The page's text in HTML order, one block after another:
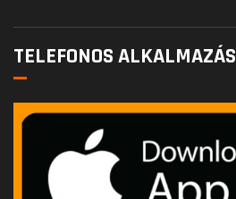
TELEFONOS ALKALMAZÁS